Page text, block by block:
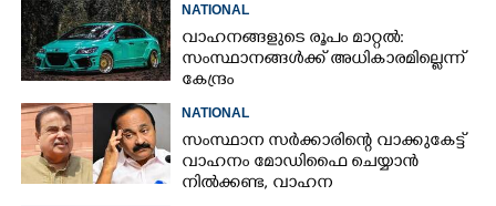
NATIONAL
വാഹനങ്ങളുടെ രൂപം മാറ്റൽ:
സംസ്ഥാനങ്ങൾക്ക് അധികാരമില്ലെന്ന്
കേന്ദ്രം
NATIONAL
സംസ്ഥാന സർക്കാരിന്റെ വാക്കുകേട്ട്
വാഹനം മോഡിഫൈ ചെയ്യാൻ
നിൽക്കണ്ട, വാഹന